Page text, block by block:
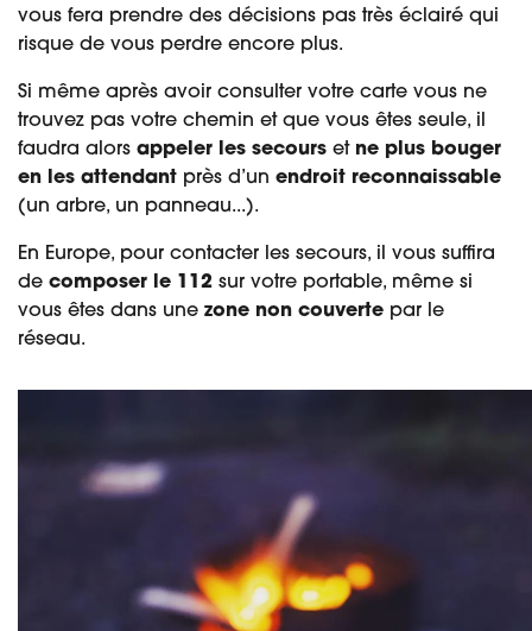
vous fera prendre des décisions pas très éclairé qui
risque de vous perdre encore plus.
Si même après avoir consulter votre carte vous ne
trouvez pas votre chemin et que vous êtes seule, il
faudra alors appeler les secours et ne plus bouger
en les attendant près d’un endroit reconnaissable
(un arbre, un panneau...).
En Europe, pour contacter les secours, il vous suffira
de composer le 112 sur votre portable, même si
vous êtes dans une zone non couverte par le
réseau.